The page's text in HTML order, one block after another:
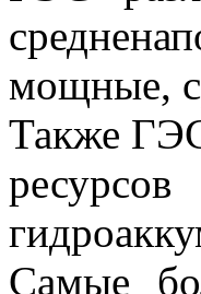
мощные,
Также
Самые